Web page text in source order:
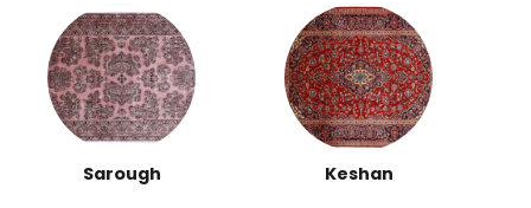
Sarough Keshan